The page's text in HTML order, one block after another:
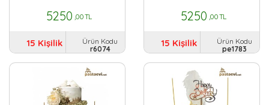
5250 ,00 TL
15 Kişilik
Ürün Kodu
r6074
5250 ,00 TL
15 Kişilik
Ürün Kodu
pe1783